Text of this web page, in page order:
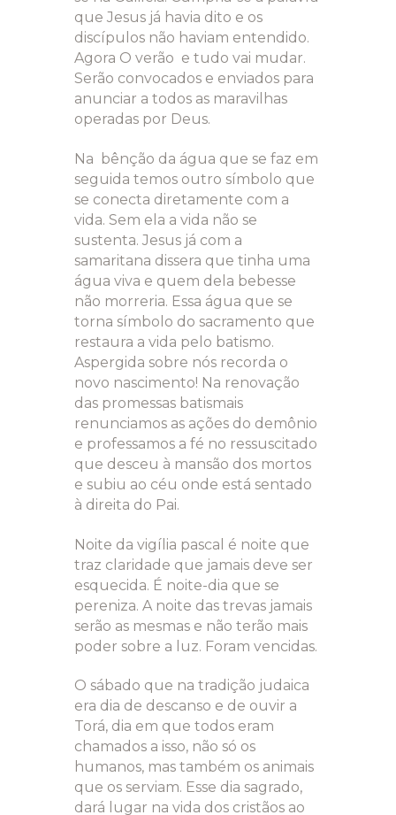
que Jesus já havia dito e os
discípulos não haviam entendido.
Agora O verão e tudo vai mudar.
Serão convocados e enviados para
anunciar a todos as maravilhas
operadas por Deus.
Na bênção da água que se faz em
seguida temos outro símbolo que
se conecta diretamente com a
vida. Sem ela a vida não se
sustenta. Jesus já com a
samaritana dissera que tinha uma
água viva e quem dela bebesse
não morreria. Essa água que se
torna símbolo do sacramento que
restaura a vida pelo batismo.
Aspergida sobre nós recorda o
novo nascimento! Na renovação
das promessas batismais
renunciamos as ações do demônio
e professamos a fé no ressuscitado
que desceu à mansão dos mortos
e subiu ao céu onde está sentado
à direita do Pai.
Noite da vigília pascal é noite que
traz claridade que jamais deve ser
esquecida. É noite-dia que se
pereniza. A noite das trevas jamais
serão as mesmas e não terão mais
poder sobre a luz. Foram vencidas.
O sábado que na tradição judaica
era dia de descanso e de ouvir a
Torá, dia em que todos eram
chamados a isso, não só os
humanos, mas também os animais
que os serviam. Esse dia sagrado,
dará lugar na vida dos cristãos ao